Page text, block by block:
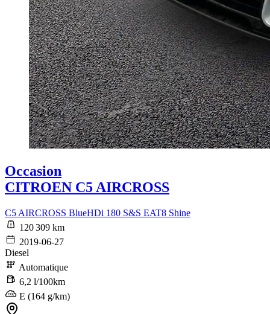
Occasion
CITROEN C5 AIRCROSS
C5 AIRCROSS BlueHDi 180 S&S EAT8 Shine
120 309 km
2019-06-27
Diesel
Automatique
6,2 l/100km
E (164 g/km)